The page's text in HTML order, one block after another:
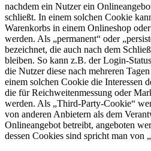
nachdem ein Nutzer ein
schließt. In einem solchen Cookie
Warenkorbs in einem Onlineshop
werden. Als „permanent“ oder
bezeichnet, die auch nach dem
bleiben. So kann z.B. der Login-
die Nutzer diese nach mehreren
einem solchen Cookie die Interessen
die für Reichweitenmessung oder
werden. Als „Third-Party-Cookie“
von anderen Anbietern als dem
Onlineangebot betreibt, angeboten
dessen Cookies sind spricht man von